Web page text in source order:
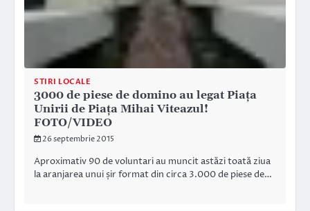
STIRI LOCALE
3000 de piese de domino au legat Piața
Unirii de Piața Mihai Viteazul!
FOTO/VIDEO
26 septembrie 2015
Aproximativ 90 de voluntari au muncit astăzi toată ziua
la aranjarea unui șir format din circa 3.000 de piese de…